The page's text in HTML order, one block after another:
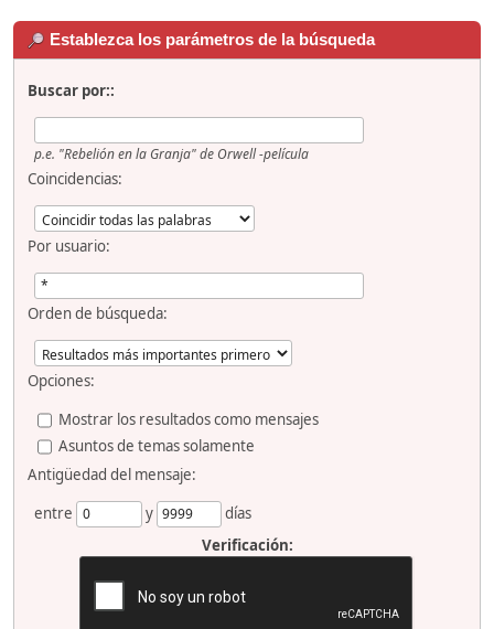
Establezca los parámetros de la búsqueda
Buscar por::
p.e. "Rebelión en la Granja" de Orwell -película
Coincidencias:
Por usuario:
Orden de búsqueda:
Opciones:
Mostrar los resultados como mensajes
Asuntos de temas solamente
Antigüedad del mensaje:
entre
y
días
Verificación: